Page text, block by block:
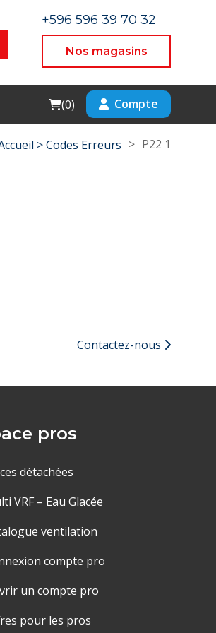
+596 596 39 70 32
Nos magasins
Cart
(0) Compte
>Codes Erreurs > P22 1
Contactez-nous
pros
détachées
VRF – Eau Glacée
ventilation
compte pro
un compte pro
pour les pros